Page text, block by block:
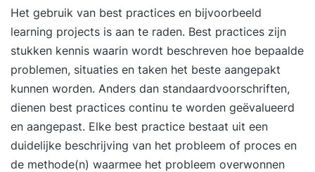
Het gebruik van best practices en bijvoorbeeld
learning projects is aan te raden. Best practices zijn
stukken kennis waarin wordt beschreven hoe bepaalde
problemen, situaties en taken het beste aangepakt
kunnen worden. Anders dan standaardvoorschriften,
dienen best practices continu te worden geëvalueerd
en aangepast. Elke best practice bestaat uit een
duidelijke beschrijving van het probleem of proces en
de methode(n) waarmee het probleem overwonnen